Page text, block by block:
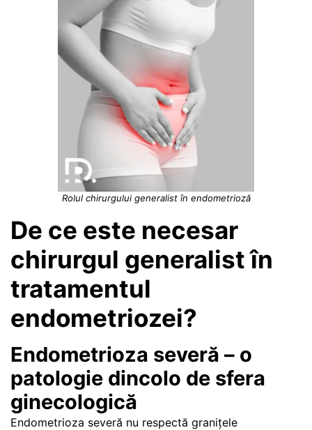
Rolul chirurgului generalist în endometrioză
De ce este necesar
chirurgul generalist în
tratamentul
endometriozei?
Endometrioza severă – o
patologie dincolo de sfera
ginecologică
Endometrioza severă nu respectă granițele